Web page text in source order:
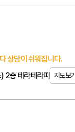
상담이 쉬워집니다.
2층 테라테라피 지도보기